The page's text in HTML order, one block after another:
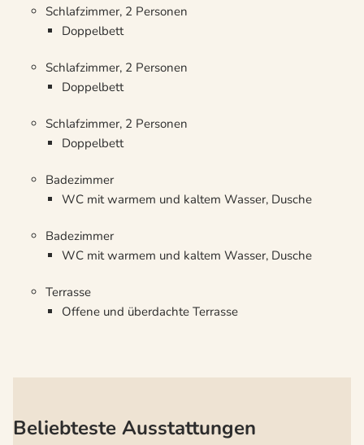
Schlafzimmer, 2 Personen
Doppelbett
Schlafzimmer, 2 Personen
Doppelbett
Schlafzimmer, 2 Personen
Doppelbett
Badezimmer
WC mit warmem und kaltem Wasser, Dusche
Badezimmer
WC mit warmem und kaltem Wasser, Dusche
Terrasse
Offene und überdachte Terrasse
Beliebteste Ausstattungen